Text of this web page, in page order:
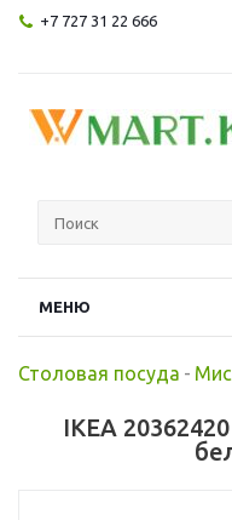
+7 727 31 22 666
МЕНЮ
Столовая посуда -
IKEA